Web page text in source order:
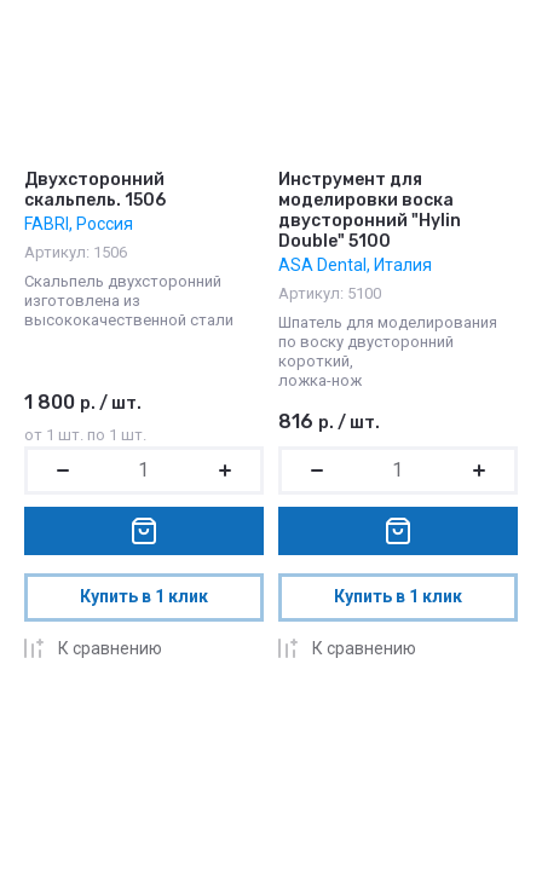
Двухсторонний
скальпель. 1506
FABRI, Россия
Артикул: 1506
Скальпель двухсторонний
изготовлена из
высококачественной стали
1 800 р. / шт.
от 1 шт. по 1 шт.
Купить в 1 клик
К сравнению
Инструмент для
моделировки воска
двусторонний "Hylin
Double" 5100
ASA Dental, Италия
Артикул: 5100
Шпатель для моделирования
по воску двусторонний
короткий,
ложка-нож
816 р. / шт.
Купить в 1 клик
К сравнению